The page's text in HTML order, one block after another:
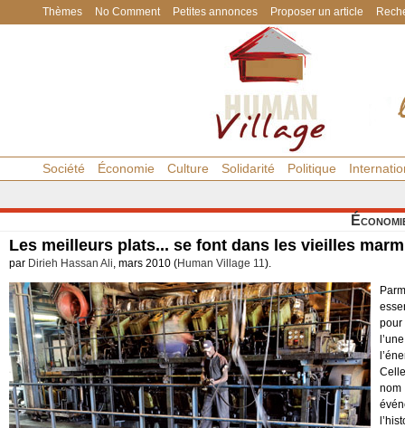
Thèmes No Comment Petites annonces Proposer un article
Société Économie Culture Solidarité Politique
Les meilleurs plats... se font dans les vieilles
par Dirieh Hassan Ali, mars 2010 (Human Village 11).
pour